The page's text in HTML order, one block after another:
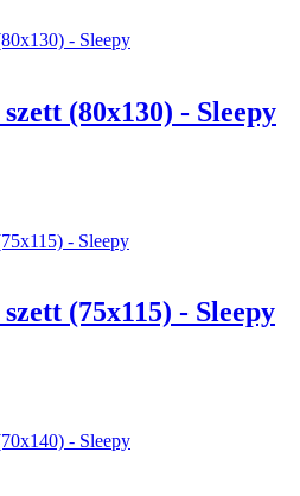
(80x130) - Sleepy
(75x115) - Sleepy